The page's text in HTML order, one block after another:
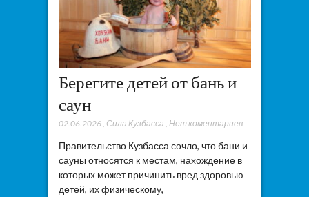
Берегите детей от бань и
саун
02.06.2026 Сила Кузбасса Нет коментариев
Правительство Кузбасса сочло, что бани и
сауны относятся к местам, нахождение в
которых может причинить вред здоровью
детей, их физическому,